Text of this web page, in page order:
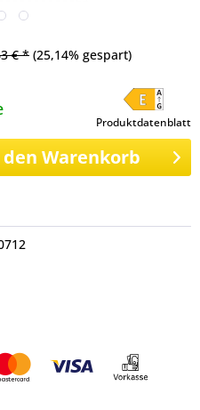
€ * (25,14% gespart)
Produktdatenblatt
Warenkorb